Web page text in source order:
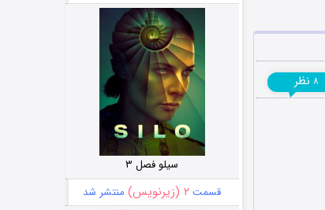
۸ نظر
سیلو فصل ۳
قسمت ۲ (زیرنویس) منتشر شد